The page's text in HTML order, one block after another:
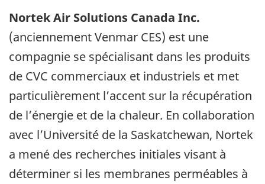
Nortek Air Solutions Canada Inc.
(anciennement Venmar CES) est une
compagnie se spécialisant dans les produits
de CVC commerciaux et industriels et met
particulièrement l’accent sur la récupération
de l’énergie et de la chaleur. En collaboration
avec l’Université de la Saskatchewan, Nortek
a mené des recherches initiales visant à
déterminer si les membranes perméables à